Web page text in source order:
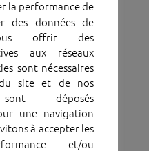
la performance de
des données de
offrir des
aux réseaux
sont nécessaires
site et de nos
déposés
une navigation
à accepter les
et/ou